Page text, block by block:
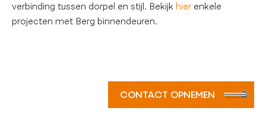
verbinding tussen dorpel en stijl. Bekijk hier enkele
projecten met Berg binnendeuren.
CONTACT OPNEMEN